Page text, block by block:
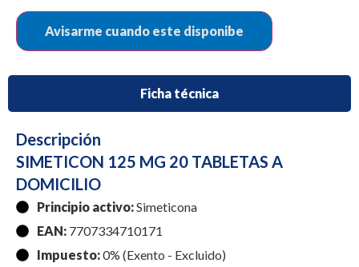
Ficha técnica
Descripción
SIMETICON 125 MG 20 TABLETAS A
DOMICILIO
Principio activo:Simeticona
EAN: 7707334710171
Impuesto:0% (Exento - Excluido)